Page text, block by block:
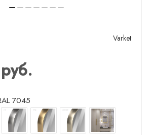
Varket
7045